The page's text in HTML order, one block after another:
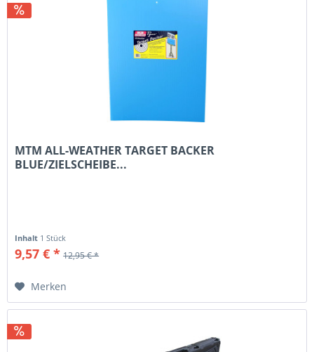
MTM ALL-WEATHER TARGET BACKER
BLUE/ZIELSCHEIBE...
Inhalt 1 Stück
9,57 € * 12,95 € *
Merken